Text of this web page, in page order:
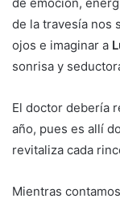
de la travesía nos
ojos e imaginar a
sonrisa y
El doctor debería
año, pues es allí
revitaliza cada
Mientras